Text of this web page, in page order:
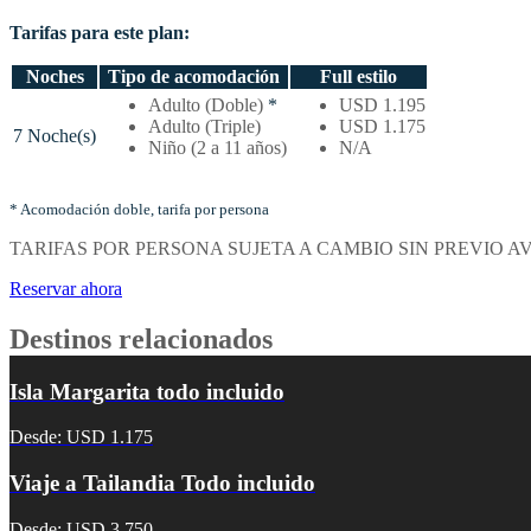
Tarifas para este plan:
–
noches
tipo
acomodación
Noches Tipo de acomodación Full estilo
7 Noche(s)
Adulto (Doble) *
Adulto (Triple)
Niño (2 a 11 años)
USD 1.195
USD 1.175
N/A
* Acomodación doble, tarifa por persona
TARIFAS POR PERSONA SUJETA A CAMBIO SIN PREVIO
Reservar ahora
Destinos relacionados
Isla Margarita todo incluido
Desde: USD 1.175
Viaje a Tailandia Todo incluido